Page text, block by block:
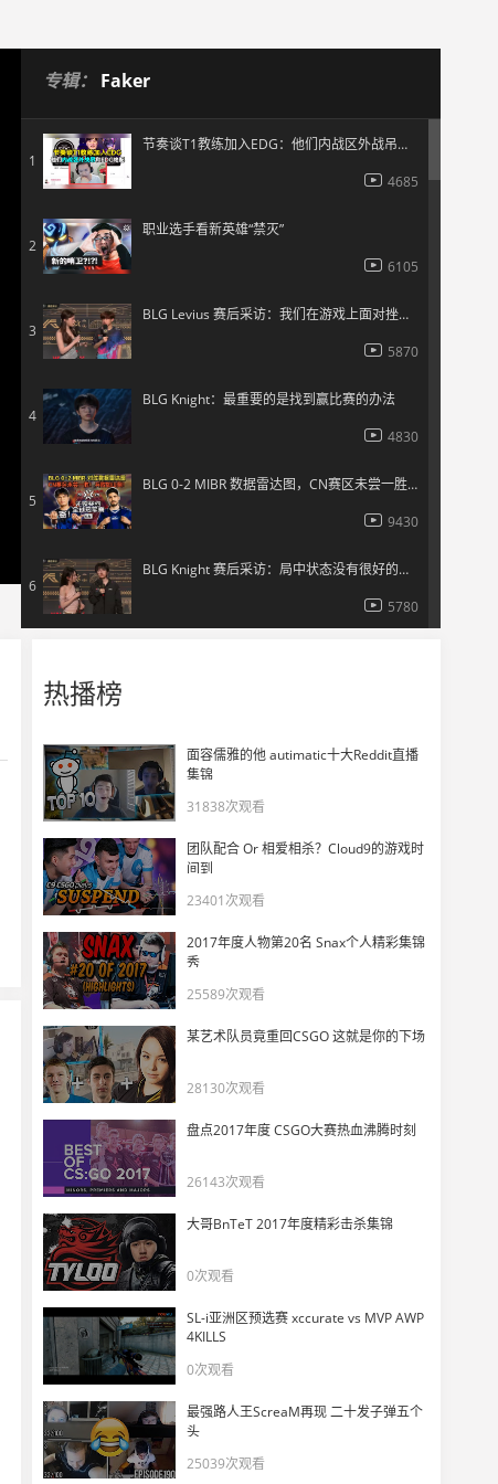
专辑： Faker
1
节奏谈T1教练加入EDG：他们内战区外战吊和EDG绝配
4685
2
职业选手看新英雄“禁灭”
6105
3
BLG Levius 赛后采访：我们在游戏上面对挫折的心态需要再精进一下
5870
4
BLG Knight：最重要的是找到赢比赛的办法
4830
5
BLG 0-2 MIBR 数据雷达图，CN赛区未尝一胜！
9430
6
BLG Knight 赛后采访：局中状态没有很好的调整过来
5780
5405
5730
BLG终于夺冠！康哥夜露是区！
2025 VCT CN 年度总决赛FMVP whzy 高光回顾
王昊哲赛后采访：希望康康永远是我心中的第一决斗
热播榜
面容儒雅的他 autimatic十大Reddit直播
集锦
31838次观看
团队配合 Or 相爱相杀？Cloud9的游戏时
间到
23401次观看
2017年度人物第20名 Snax个人精彩集锦
秀
25589次观看
某艺术队员竟重回CSGO 这就是你的下场
28130次观看
盘点2017年度 CSGO大赛热血沸腾时刻
26143次观看
大哥BnTeT 2017年度精彩击杀集锦
0次观看
SL-i亚洲区预选赛 xccurate vs MVP AWP
4KILLS
0次观看
最强路人王ScreaM再现 二十发子弹五个
头
25039次观看